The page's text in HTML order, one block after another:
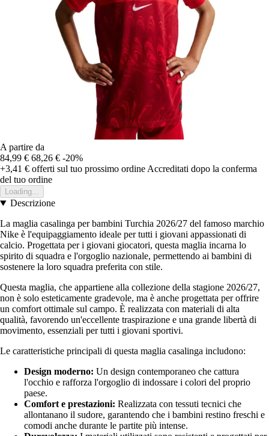
A partire da
84,99 € 68,26 € -20%
+3,41 € offerti sul tuo prossimo ordine Accreditati dopo la conferma
del tuo ordine
Loading...
Descrizione
La maglia casalinga per bambini Turchia 2026/27 del famoso marchio
Nike è l'equipaggiamento ideale per tutti i giovani appassionati di
calcio. Progettata per i giovani giocatori, questa maglia incarna lo
spirito di squadra e l'orgoglio nazionale, permettendo ai bambini di
sostenere la loro squadra preferita con stile.
Questa maglia, che appartiene alla collezione della stagione 2026/27,
non è solo esteticamente gradevole, ma è anche progettata per offrire
un comfort ottimale sul campo. È realizzata con materiali di alta
qualità, favorendo un'eccellente traspirazione e una grande libertà di
movimento, essenziali per tutti i giovani sportivi.
Le caratteristiche principali di questa maglia casalinga includono:
Design moderno: Un design contemporaneo che cattura
l'occhio e rafforza l'orgoglio di indossare i colori del proprio
paese.
Comfort e prestazioni: Realizzata con tessuti tecnici che
allontanano il sudore, garantendo che i bambini restino freschi e
comodi anche durante le partite più intense.